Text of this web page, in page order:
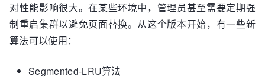
对性能影响很大。在某些环境中，管理员甚至需要定期强
制重启集群以避免页面替换。从这个版本开始，有一些新
算法可以使用：
Segmented-LRU算法